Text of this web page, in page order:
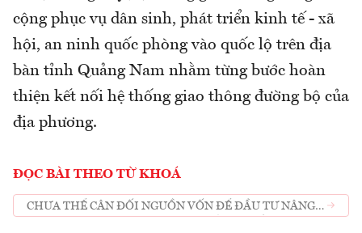
cộng phục vụ dân sinh, phát triển kinh tế - xã
hội, an ninh quốc phòng vào quốc lộ trên địa
bàn tỉnh Quảng Nam nhằm từng bước hoàn
thiện kết nối hệ thống giao thông đường bộ của
địa phương.
ĐỌC BÀI THEO TỪ KHOÁ
CHƯA THỂ CÂN ĐỐI NGUỒN VỐN ĐỂ ĐẦU TƯ NÂNG